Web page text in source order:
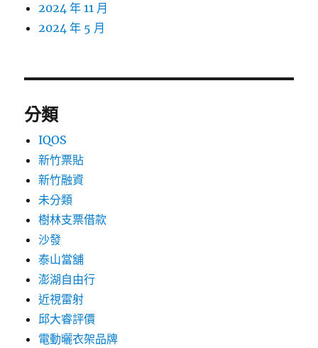
2024 年 11 月
2024 年 5 月
分類
IQOS
新竹票貼
新竹融資
未分類
樹林支票借款
沙發
泰山當舖
澎湖自由行
近視雷射
邱大睿評價
電動曬衣架品牌